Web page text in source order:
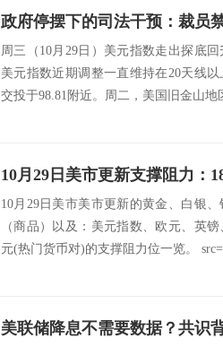
政府停摆下的司法干预：裁员
周三（10月29日）美元指数走出探底
美元指数近期调整一直维持在20天线
交投于98.81附近。周二，美国旧金山地
10月29日美市美市更新的黄金、白银
（商品）以及：美元指数、欧元、英
元(热门货币对)的支撑阻力位一览。
美联储降息不需要数据？共识